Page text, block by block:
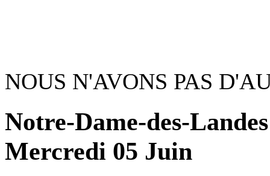
NOUS N'AVONS PAS
Notre-Dame-des-
Mercredi 05 Juin